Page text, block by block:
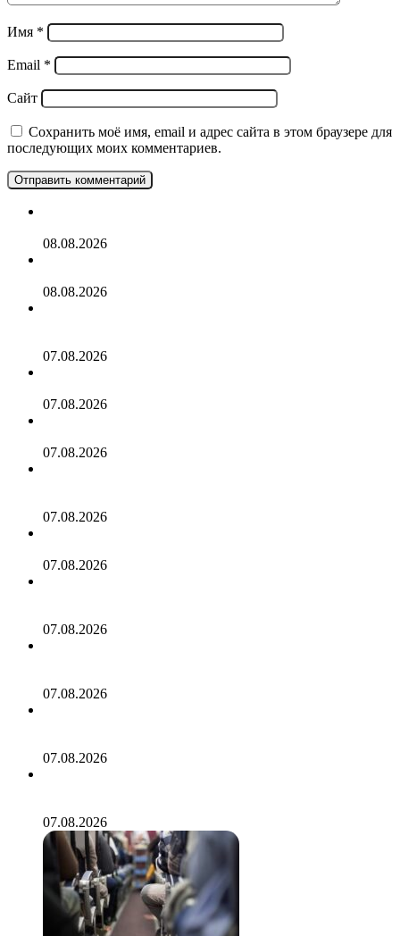
Имя *
Email *
Сайт
Сохранить моё имя, email и адрес сайта в этом браузере для
последующих моих комментариев.
08.08.2026
08.08.2026
07.08.2026
07.08.2026
07.08.2026
07.08.2026
07.08.2026
07.08.2026
07.08.2026
07.08.2026
07.08.2026